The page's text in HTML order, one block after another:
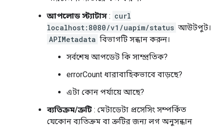
আপলোড স্ট্যাটাস : curl
localhost:8080/v1/uapim/status আউটপুট।
APIMetadata বিভাগটি সন্ধান করুন।
সর্বশেষ আপডেট কি সাম্প্রতিক?
errorCount ধারাবাহিকভাবে বাড়ছে?
এটা কোন পর্যায়ে আছে?
ব্যতিক্রম/ত্রুটি : মেটাডেটা প্রসেসিং সম্পর্কিত
যেকোন ব্যতিক্রম বা ত্রুটির জন্য লগ অনুসন্ধান